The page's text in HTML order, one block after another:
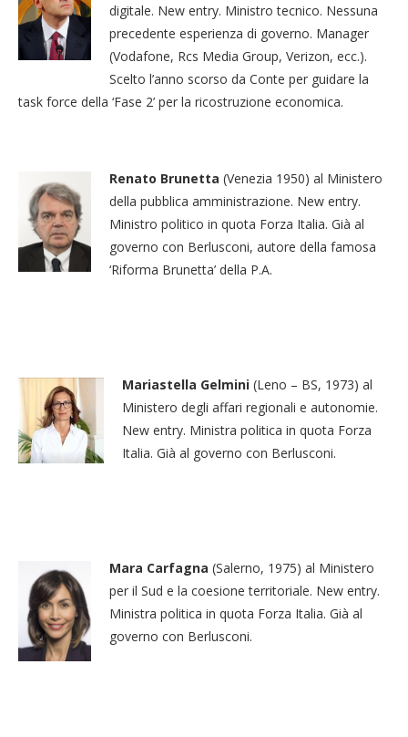
digitale. New entry. Ministro tecnico. Nessuna
precedente esperienza di governo. Manager
(Vodafone, Rcs Media Group, Verizon, ecc.).
Scelto l’anno scorso da Conte per guidare la
task force della ‘Fase 2’ per la ricostruzione economica.
Renato Brunetta (Venezia 1950) al Ministero
della pubblica amministrazione. New entry.
Ministro politico in quota Forza Italia. Già al
governo con Berlusconi, autore della famosa
‘Riforma Brunetta’ della P.A.
Mariastella Gelmini (Leno – BS, 1973) al
Ministero degli affari regionali e autonomie.
New entry. Ministra politica in quota Forza
Italia. Già al governo con Berlusconi.
Mara Carfagna (Salerno, 1975) al Ministero
per il Sud e la coesione territoriale. New entry.
Ministra politica in quota Forza Italia. Già al
governo con Berlusconi.